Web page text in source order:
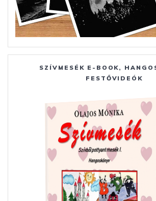
SZÍVMESÉK E-BOOK,
FESTŐVIDEÓK